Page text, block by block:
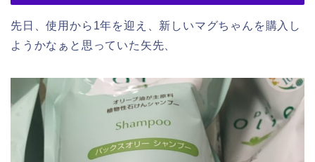
先日、使用から1年を迎え、新しいマグちゃんを購入し
ようかなぁと思っていた矢先、